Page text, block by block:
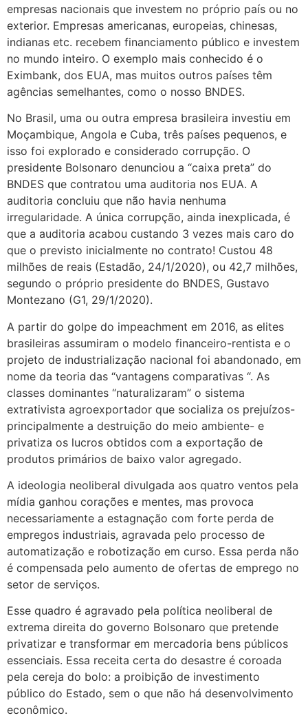
empresas nacionais que investem no próprio país ou no
exterior. Empresas americanas, europeias, chinesas,
indianas etc. recebem financiamento público e investem
no mundo inteiro. O exemplo mais conhecido é o
Eximbank, dos EUA, mas muitos outros países têm
agências semelhantes, como o nosso BNDES.
No Brasil, uma ou outra empresa brasileira investiu em
Moçambique, Angola e Cuba, três países pequenos, e
isso foi explorado e considerado corrupção. O
presidente Bolsonaro denunciou a “caixa preta” do
BNDES que contratou uma auditoria nos EUA. A
auditoria concluiu que não havia nenhuma
irregularidade. A única corrupção, ainda inexplicada, é
que a auditoria acabou custando 3 vezes mais caro do
que o previsto inicialmente no contrato! Custou 48
milhões de reais (Estadão, 24/1/2020), ou 42,7 milhões,
segundo o próprio presidente do BNDES, Gustavo
Montezano (G1, 29/1/2020).
A partir do golpe do impeachment em 2016, as elites
brasileiras assumiram o modelo financeiro-rentista e o
projeto de industrialização nacional foi abandonado, em
nome da teoria das “vantagens comparativas “. As
classes dominantes “naturalizaram” o sistema
extrativista agroexportador que socializa os prejuízos-
principalmente a destruição do meio ambiente- e
privatiza os lucros obtidos com a exportação de
produtos primários de baixo valor agregado.
A ideologia neoliberal divulgada aos quatro ventos pela
mídia ganhou corações e mentes, mas provoca
necessariamente a estagnação com forte perda de
empregos industriais, agravada pelo processo de
automatização e robotização em curso. Essa perda não
é compensada pelo aumento de ofertas de emprego no
setor de serviços.
Esse quadro é agravado pela política neoliberal de
extrema direita do governo Bolsonaro que pretende
privatizar e transformar em mercadoria bens públicos
essenciais. Essa receita certa do desastre é coroada
pela cereja do bolo: a proibição de investimento
público do Estado, sem o que não há desenvolvimento
econômico.